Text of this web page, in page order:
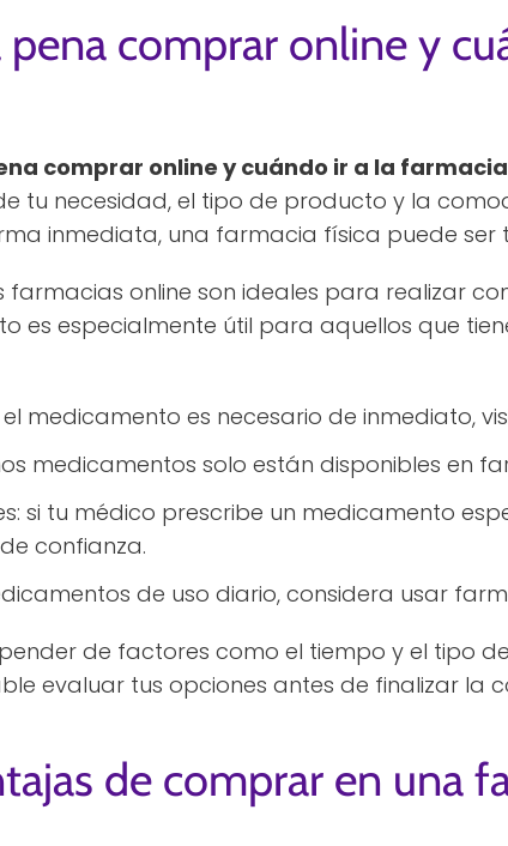
pena comprar online y
comprar online y cuándo ir a la farmacia
tu necesidad, el tipo de producto y la
inmediata, una farmacia física puede ser
farmacias online son ideales para realizar
es especialmente útil para aquellos que
medicamento es necesario de inmediato,
medicamentos solo están disponibles en
si tu médico prescribe un medicamento
confianza.
de uso diario, considera usar
de factores como el tiempo y el tipo
evaluar tus opciones antes de finalizar la
de comprar en una